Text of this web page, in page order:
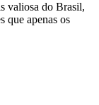
valiosa do Brasil,
que apenas os